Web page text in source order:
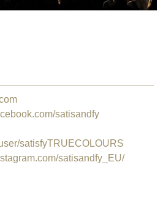
satisandfy
satisfyTRUECOLOURS
satisandfy_EU/